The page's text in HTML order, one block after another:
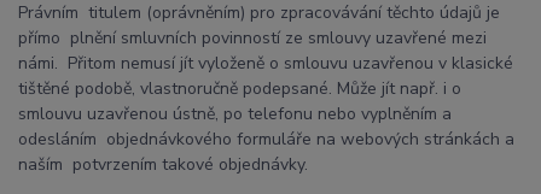
Právním titulem (oprávněním) pro zpracovávání těchto údajů je
přímo plnění smluvních povinností ze smlouvy uzavřené mezi
námi. Přitom nemusí jít vyloženě o smlouvu uzavřenou v klasické
tištěné podobě, vlastnoručně podepsané. Může jít např. i o
smlouvu uzavřenou ústně, po telefonu nebo vyplněním a
odesláním objednávkového formuláře na webových stránkách a
naším potvrzením takové objednávky.